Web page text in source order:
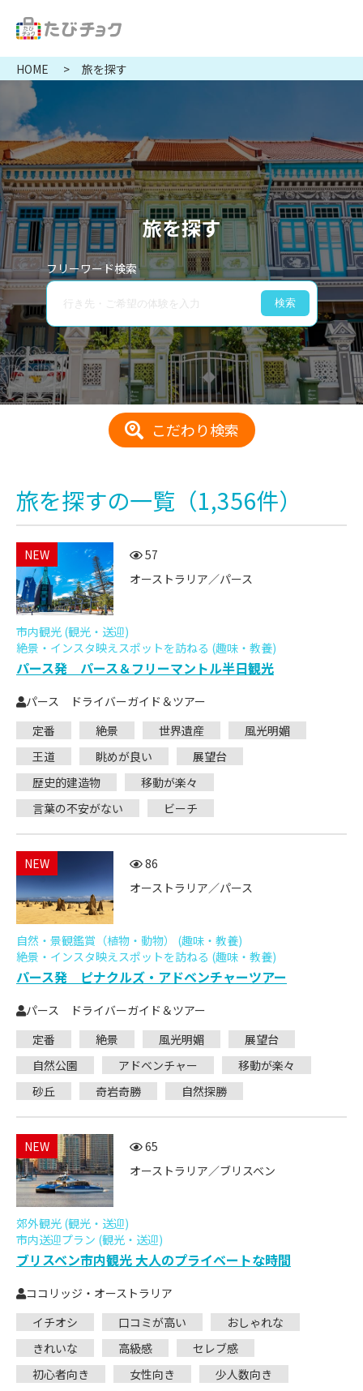
HOME 旅を探す
旅を探す
フリーワード検索
検索
旅を探すの一覧 （1,356件）
NEW
57
オーストラリア／パース
市内観光 (観光・送迎)
絶景・インスタ映えスポットを訪ねる (趣味・教養)
パース発 パース＆フリーマントル半日観光
パース ドライバーガイド＆ツアー
定番
絶景 世界遺産
風光明媚
王道
眺めが良い
展望台
歴史的建造物
移動が楽々
言葉の不安がない
ビーチ
NEW
86
オーストラリア／パース
自然・景観鑑賞（植物・動物） (趣味・教養)
絶景・インスタ映えスポットを訪ねる (趣味・教養)
パース発 ピナクルズ・アドベンチャーツアー
パース ドライバーガイド＆ツアー
定番
絶景 風光明媚
展望台
自然公園
アドベンチャー
移動が楽々
砂丘
奇岩奇勝 自然探勝
NEW
65
オーストラリア／ブリスベン
郊外観光 (観光・送迎)
市内送迎プラン (観光・送迎)
ブリスベン市内観光 大人のプライベートな時間
ココリッジ・オーストラリア
イチオシ
口コミが高い
おしゃれな
きれいな
高級感
セレブ感
初心者向き
女性向き
少人数向き
こだわり検索